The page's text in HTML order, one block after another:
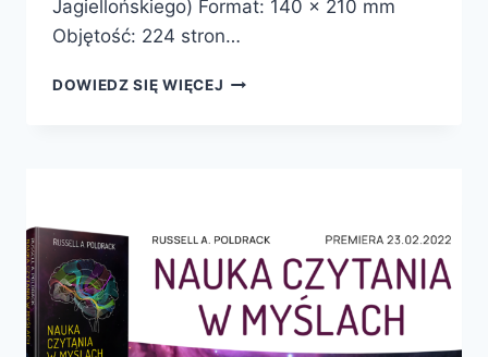
Jagiellońskiego) Format: 140 x 210 mm
Objętość: 224 stron…
DOWIEDZ SIĘ WIĘCEJ ZAPOMINAMY.